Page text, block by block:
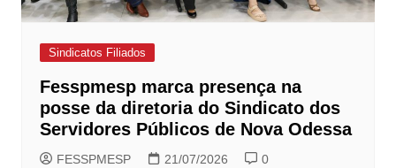
Sindicatos Filiados
Fesspmesp marca presença na
posse da diretoria do Sindicato dos
Servidores Públicos de Nova Odessa
FESSPMESP 21/07/2026 0